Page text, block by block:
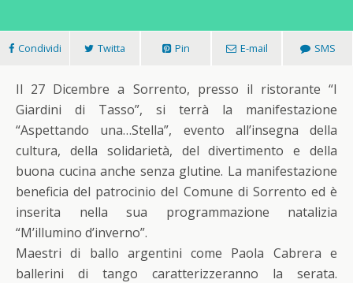
Condividi Twitta Pin E-mail SMS
Il 27 Dicembre a Sorrento, presso il ristorante “I
Giardini di Tasso”, si terrà la manifestazione
“Aspettando una…Stella”, evento all’insegna della
cultura, della solidarietà, del divertimento e della
buona cucina anche senza glutine. La manifestazione
beneficia del patrocinio del Comune di Sorrento ed è
inserita nella sua programmazione natalizia
“M’illumino d’inverno”.
Maestri di ballo argentini come Paola Cabrera e
ballerini di tango caratterizzeranno la serata.